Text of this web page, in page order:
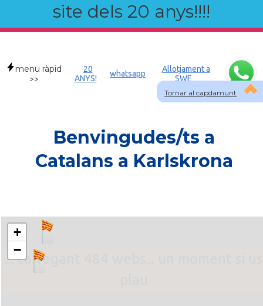
site dels 20 anys!!!!
Tornar al capdamunt
menu ràpid
>>
20
ANYS!
whatsapp
Allotjament a
SWE
Benvingudes/ts a
Catalans a Karlskrona
... carregant 484 webs... un moment si us
+
−